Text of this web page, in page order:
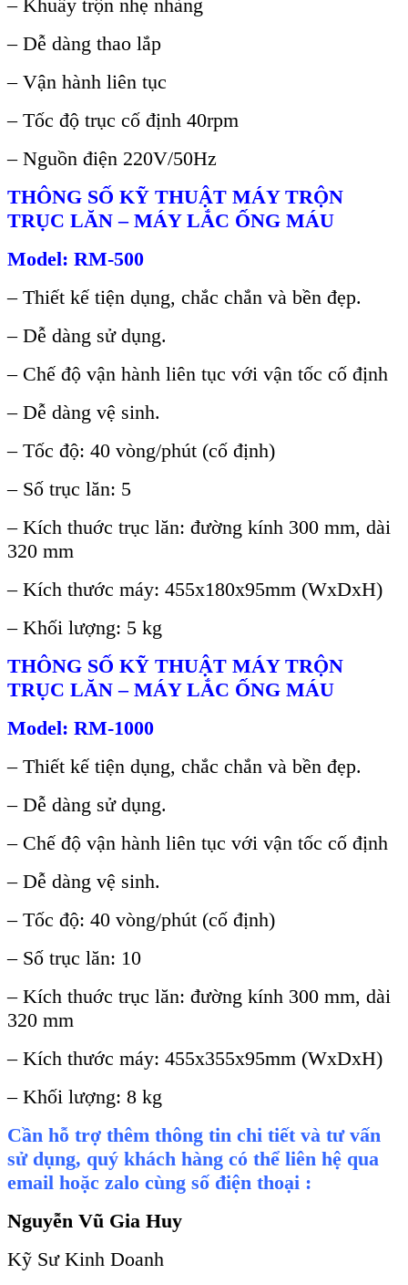
– Khuấy trộn nhẹ nhàng
– Dễ dàng thao lắp
– Vận hành liên tục
– Tốc độ trục cố định 40rpm
– Nguồn điện 220V/50Hz
THÔNG SỐ KỸ THUẬT MÁY TRỘN
TRỤC LĂN – MÁY LẮC ỐNG MÁU
Model: RM-500
– Thiết kế tiện dụng, chắc chắn và bền đẹp.
– Dễ dàng sử dụng.
– Chế độ vận hành liên tục với vận tốc cố định
– Dễ dàng vệ sinh.
– Tốc độ: 40 vòng/phút (cố định)
– Số trục lăn: 5
– Kích thuớc trục lăn: đường kính 300 mm, dài
320 mm
– Kích thước máy: 455x180x95mm (WxDxH)
– Khối lượng: 5 kg
THÔNG SỐ KỸ THUẬT MÁY TRỘN
TRỤC LĂN – MÁY LẮC ỐNG MÁU
Model: RM-1000
– Thiết kế tiện dụng, chắc chắn và bền đẹp.
– Dễ dàng sử dụng.
– Chế độ vận hành liên tục với vận tốc cố định
– Dễ dàng vệ sinh.
– Tốc độ: 40 vòng/phút (cố định)
– Số trục lăn: 10
– Kích thuớc trục lăn: đường kính 300 mm, dài
320 mm
– Kích thước máy: 455x355x95mm (WxDxH)
– Khối lượng: 8 kg
Cần hỗ trợ thêm thông tin chi tiết và tư vấn
sử dụng, quý khách hàng có thể liên hệ qua
email hoặc zalo cùng số điện thoại :
Nguyễn Vũ Gia Huy
Kỹ Sư Kinh Doanh